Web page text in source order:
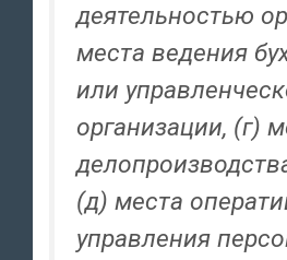
деятельностью
места ведения
или
организации, (г)
(д) места
управления